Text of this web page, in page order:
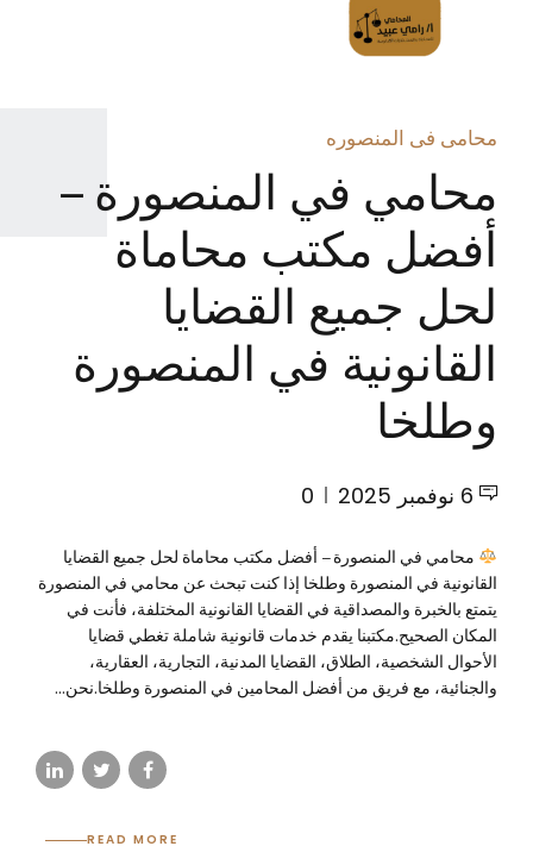
محامى فى المنصوره
محامي في المنصورة –
أفضل مكتب محاماة
لحل جميع القضايا
القانونية في المنصورة
وطلخا
6 نوفمبر 2025 0
محامي في المنصورة – أفضل مكتب محاماة لحل جميع القضايا
القانونية في المنصورة وطلخا إذا كنت تبحث عن محامي في المنصورة
يتمتع بالخبرة والمصداقية في القضايا القانونية المختلفة، فأنت في
المكان الصحيح.مكتبنا يقدم خدمات قانونية شاملة تغطي قضايا
الأحوال الشخصية، الطلاق، القضايا المدنية، التجارية، العقارية،
والجنائية، مع فريق من أفضل المحامين في المنصورة وطلخا.نحن...
READ MORE